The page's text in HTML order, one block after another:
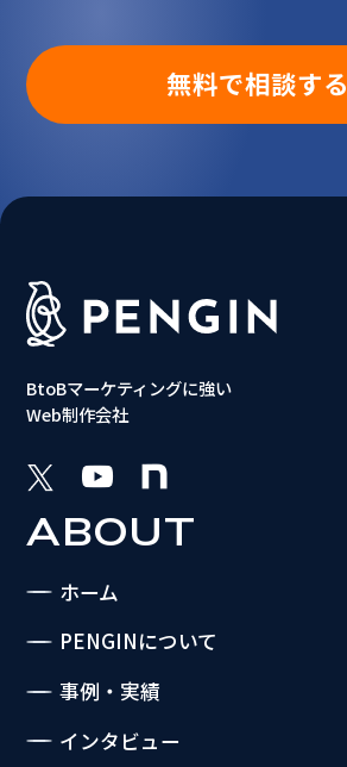
無料で相談する
BtoBマーケティングに強い
Web制作会社
ABOUT
ホーム
PENGINについて
事例・実績
インタビュー